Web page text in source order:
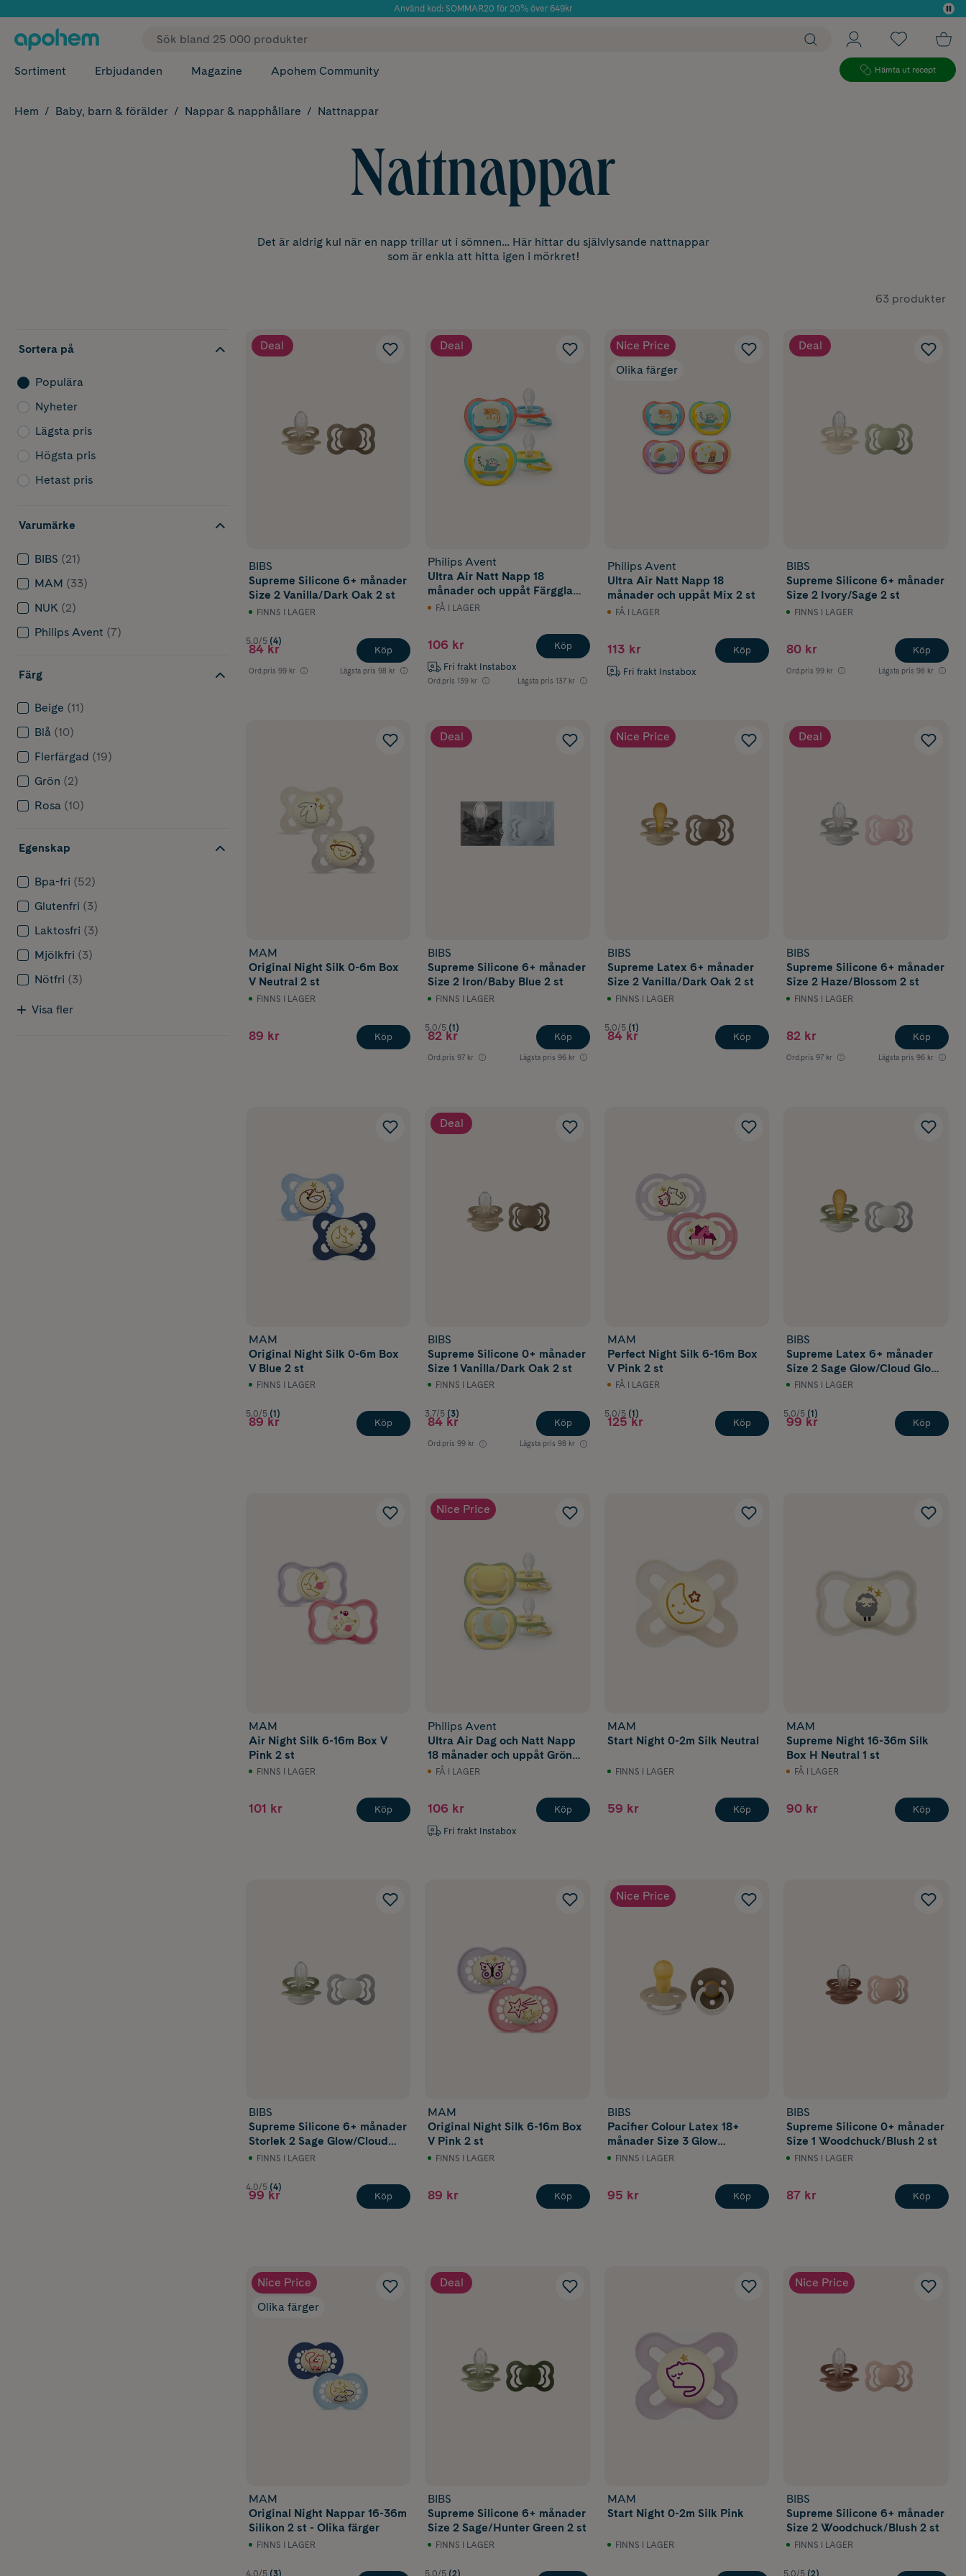
Använd kod: SOMMAR20 för 20% över 649kr
✓ Fri frakt
Sortiment Erbjudanden Magazine Apohem Community Hämta ut recept
Hem Baby, barn & förälder Nappar & napphållare Nattnappar
Nattnappar
Det är aldrig kul när en napp trillar ut i sömnen… Här hittar du självlysande nattnappar
som är enkla att hitta igen i mörkret!
63 produkter
Sortera på
Populära
Nyheter
Lägsta pris
Högsta pris
Hetast pris
Varumärke
BIBS (21)
MAM (33)
NUK (2)
Philips Avent (7)
Färg
Beige (11)
Blå (10)
Flerfärgad (19)
Grön (2)
Rosa (10)
Egenskap
Bpa-fri (52)
Glutenfri (3)
Laktosfri (3)
Mjölkfri (3)
Nötfri (3)
Visa fler
Deal
BIBS
Supreme Silicone 6+ månader
Size 2 Vanilla/Dark Oak 2 st
FINNS I LAGER
5.0/5 (4)
84 kr
Ord.pris 99 kr Lägsta pris 98 kr
Köp
Deal
Philips Avent
Ultra Air Natt Napp 18
månader och uppåt Färgglad
2 stFÅ I LAGER
106 kr
Fri frakt Instabox
Ord.pris 139 kr Lägsta pris 137 kr
Köp
Nice Price
Olika färger
Philips Avent
Ultra Air Natt Napp 18
månader och uppåt Mix 2 st
FÅ I LAGER
113 kr
Fri frakt Instabox
Köp
Deal
BIBS
Supreme Silicone 6+ månader
Size 2 Ivory/Sage 2 st
FINNS I LAGER
80 kr
Ord.pris 99 kr Lägsta pris 98 kr
Köp
MAM
Original Night Silk 0-6m Box
V Neutral 2 st
FINNS I LAGER
89 kr Köp
Deal
BIBS
Supreme Silicone 6+ månader
Size 2 Iron/Baby Blue 2 st
FINNS I LAGER
5.0/5 (1)
82 kr
Ord.pris 97 kr Lägsta pris 96 kr
Köp
Nice Price
BIBS
Supreme Latex 6+ månader
Size 2 Vanilla/Dark Oak 2 st
FINNS I LAGER
5.0/5 (1)
84 kr Köp
Deal
BIBS
Supreme Silicone 6+ månader
Size 2 Haze/Blossom 2 st
FINNS I LAGER
82 kr
Ord.pris 97 kr Lägsta pris 96 kr
Köp
MAM
Original Night Silk 0-6m Box
V Blue 2 st
FINNS I LAGER
5.0/5 (1)
89 kr Köp
Deal
BIBS
Supreme Silicone 0+ månader
Size 1 Vanilla/Dark Oak 2 st
FINNS I LAGER
3.7/5 (3)
84 kr
Ord.pris 99 kr Lägsta pris 98 kr
Köp
MAM
Perfect Night Silk 6-16m Box
V Pink 2 st
FÅ I LAGER
5.0/5 (1)
125 kr Köp
BIBS
Supreme Latex 6+ månader
Size 2 Sage Glow/Cloud Glow
2 stFINNS I LAGER
5.0/5 (1)
99 kr Köp
MAM
Air Night Silk 6-16m Box V
Pink 2 st
FINNS I LAGER
101 kr Köp
Nice Price
Philips Avent
Ultra Air Dag och Natt Napp
18 månader och uppåt Grön
Gul Motiv 2 st
FÅ I LAGER
106 kr
Fri frakt Instabox
Köp
MAM
Start Night 0-2m Silk Neutral
FINNS I LAGER
59 kr Köp
MAM
Supreme Night 16-36m Silk
Box H Neutral 1 st
FÅ I LAGER
90 kr Köp
BIBS
Supreme Silicone 6+ månader
Storlek 2 Sage Glow/Cloud
Glow 2 st
FINNS I LAGER
4.0/5 (4)
99 kr Köp
MAM
Original Night Silk 6-16m Box
V Pink 2 st
FINNS I LAGER
89 kr Köp
Nice Price
BIBS
Pacifier Colour Latex 18+
månader Size 3 Glow
Vanilla/Dark Oak 2 st
FINNS I LAGER
95 kr Köp
BIBS
Supreme Silicone 0+ månader
Size 1 Woodchuck/Blush 2 st
FINNS I LAGER
87 kr Köp
Nice Price
Olika färger
MAM
Original Night Nappar 16-36m
Silikon 2 st - Olika färger
FINNS I LAGER
4.0/5 (3)
Deal
BIBS
Supreme Silicone 6+ månader
Size 2 Sage/Hunter Green 2 st
FINNS I LAGER
5.0/5 (2)
MAM
Start Night 0-2m Silk Pink
FINNS I LAGER
Nice Price
BIBS
Supreme Silicone 6+ månader
Size 2 Woodchuck/Blush 2 st
FINNS I LAGER
5.0/5 (2)